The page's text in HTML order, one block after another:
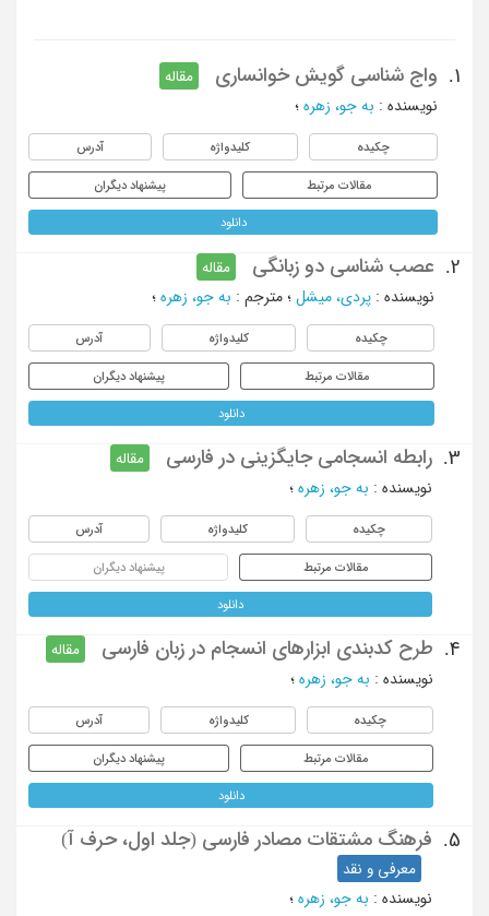
1. واج شناسی گویش خوانساری
مقاله
نویسنده : به جو، زهره ؛
چکیده کلیدواژه آدرس
مقالات مرتبط پیشنهاد دیگران
دانلود
2. عصب شناسی دو زبانگی
مقاله
نویسنده : پردی، میشل ؛ مترجم : به جو، زهره ؛
چکیده کلیدواژه آدرس
مقالات مرتبط پیشنهاد دیگران
دانلود
3. رابطه انسجامی جایگزینی در فارسی
مقاله
نویسنده : به جو، زهره ؛
چکیده کلیدواژه آدرس
مقالات مرتبط پیشنهاد دیگران
دانلود
4. طرح کدبندی ابزارهای انسجام در زبان فارسی
مقاله
نویسنده : به جو، زهره ؛
چکیده کلیدواژه آدرس
مقالات مرتبط پیشنهاد دیگران
دانلود
5. فرهنگ مشتقات مصادر فارسی (جلد اول، حرف آ)
معرفی و نقد
نویسنده : به جو، زهره ؛